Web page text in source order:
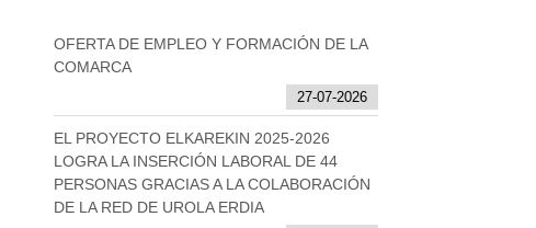
OFERTA DE EMPLEO Y FORMACIÓN DE LA
COMARCA
27-07-2026
EL PROYECTO ELKAREKIN 2025-2026
LOGRA LA INSERCIÓN LABORAL DE 44
PERSONAS GRACIAS A LA COLABORACIÓN
DE LA RED DE UROLA ERDIA